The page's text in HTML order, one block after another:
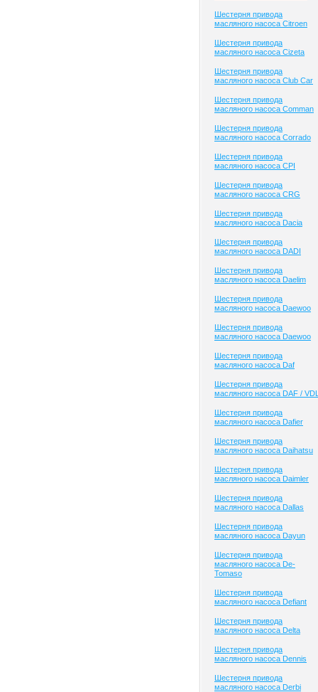
Шестерня привода
масляного насоса Citroen
Шестерня привода
масляного насоса Cizeta
Шестерня привода
масляного насоса Club Сar
Шестерня привода
масляного насоса Comman
Шестерня привода
масляного насоса Corrado
Шестерня привода
масляного насоса CPI
Шестерня привода
масляного насоса CRG
Шестерня привода
масляного насоса Dacia
Шестерня привода
масляного насоса DADI
Шестерня привода
масляного насоса Daelim
Шестерня привода
масляного насоса Daewoo
Шестерня привода
масляного насоса Daewoo
Шестерня привода
масляного насоса Daf
Шестерня привода
масляного насоса DAF /
Шестерня привода
масляного насоса Dafier
Шестерня привода
масляного насоса Daihatsu
Шестерня привода
масляного насоса Daimler
Шестерня привода
масляного насоса Dallas
Шестерня привода
масляного насоса Dayun
Шестерня привода
масляного насоса De-
Tomaso
Шестерня привода
масляного насоса Defiant
Шестерня привода
масляного насоса Delta
Шестерня привода
масляного насоса Dennis
Шестерня привода
масляного насоса Derbi